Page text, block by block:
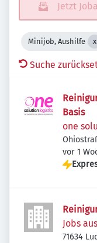
Jetzt
Minijob, Aushilfe
Suche
Basis
one
vor 1
Jobs
71634